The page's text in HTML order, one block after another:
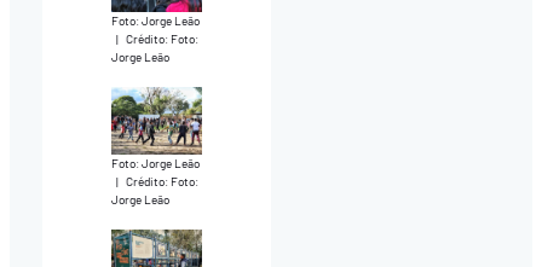
Foto: Jorge Leão
| Crédito: Foto:
Jorge Leão
Foto: Jorge Leão
| Crédito: Foto:
Jorge Leão